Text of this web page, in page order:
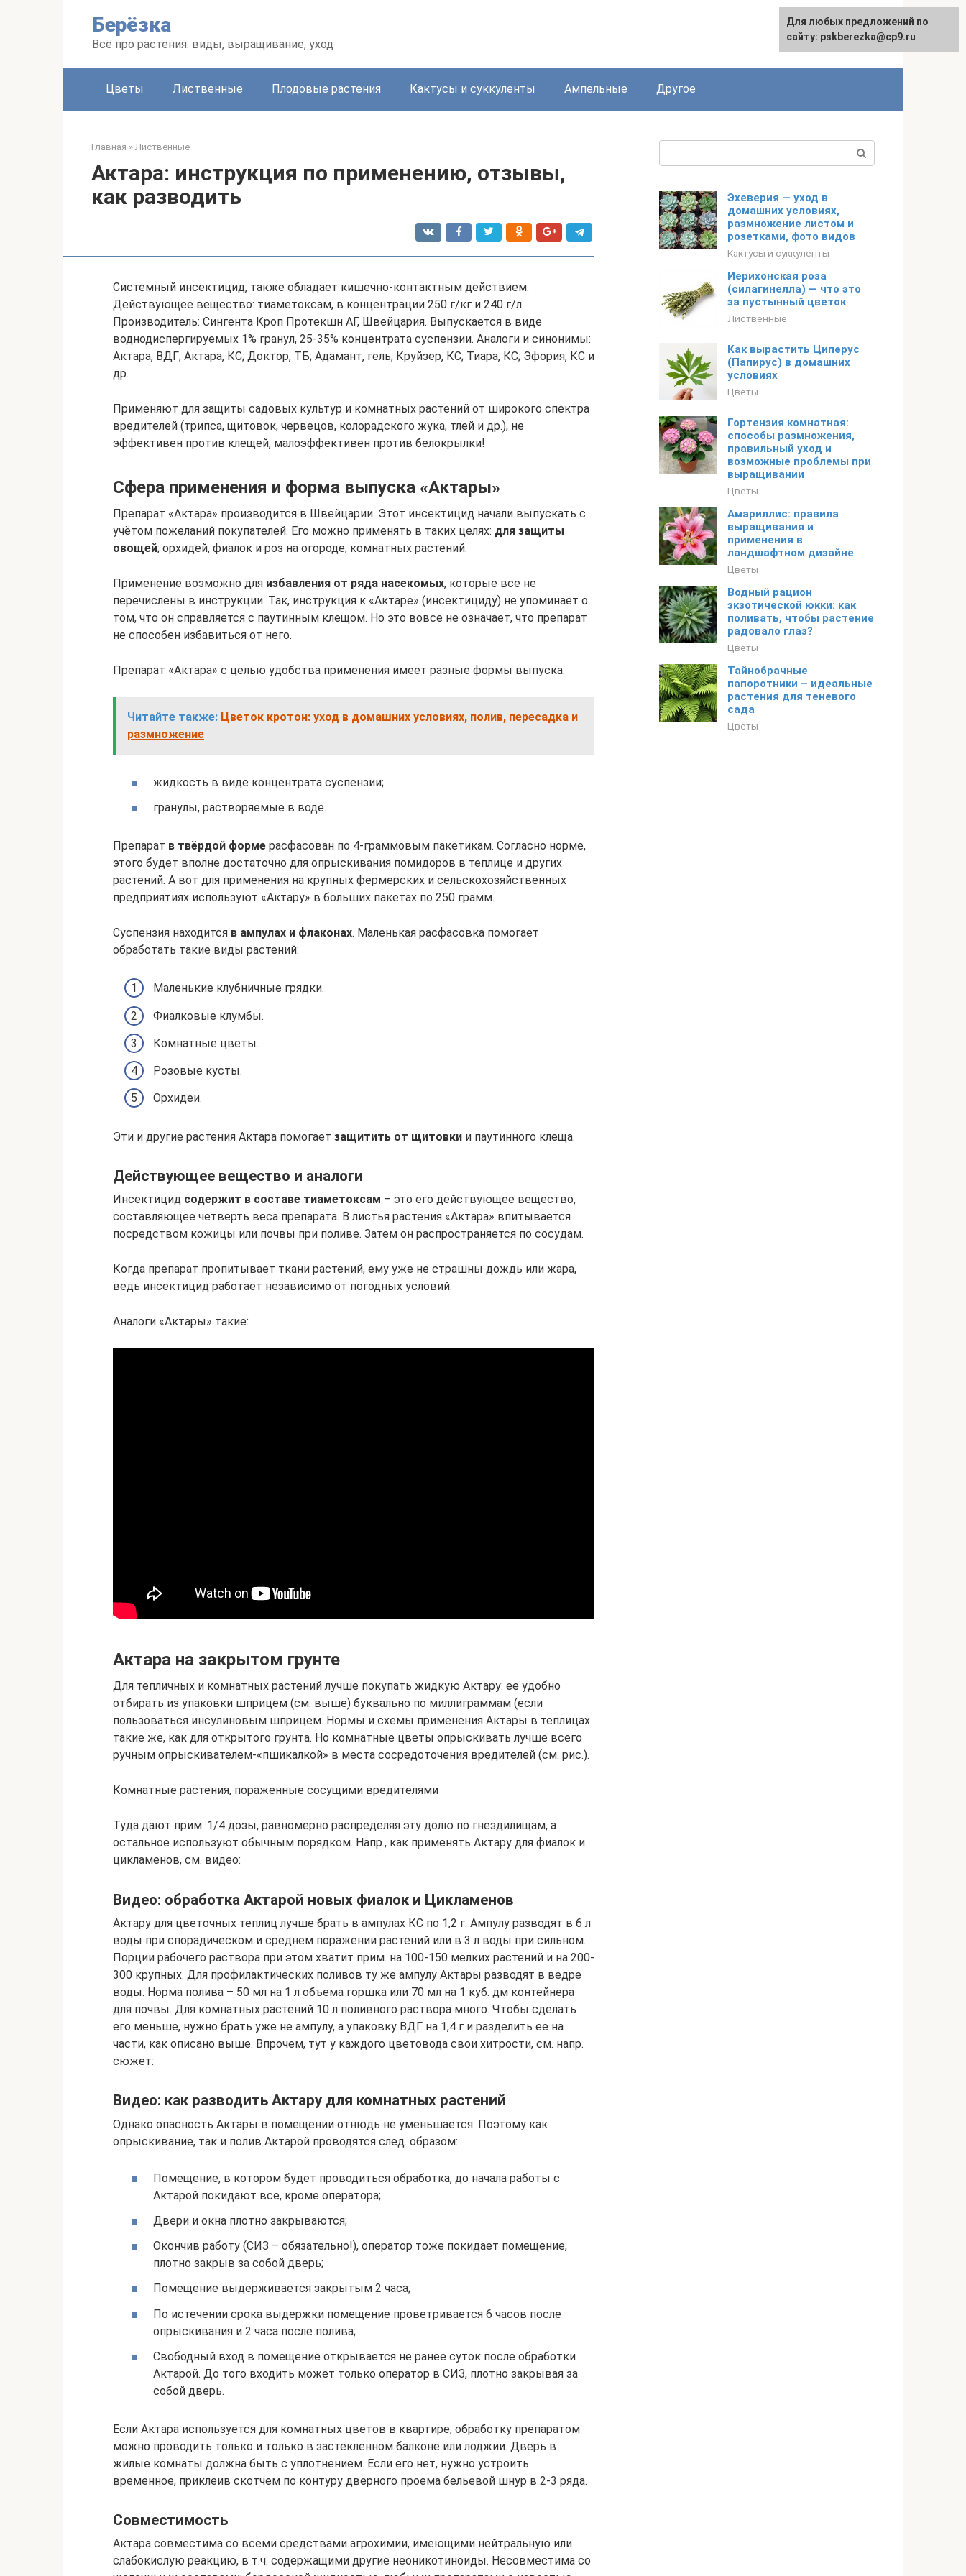
Берёзка
Всё про растения: виды, выращивание, уход
English
Цветы Лиственные Плодовые растения Кактусы и суккуленты Ампельные Другое
Главная » Лиственные
Актара: инструкция по применению, отзывы,
как разводить
Cистемный инсектицид, также обладает кишечно-контактным действием.
Действующее вещество: тиаметоксам, в концентрации 250 г/кг и 240 г/л.
Производитель: Сингента Кроп Протекшн АГ, Швейцария. Выпускается в виде
воднодиспергируемых 1% гранул, 25-35% концентрата суспензии. Аналоги и синонимы:
Актара, ВДГ; Актара, КС; Доктор, ТБ; Адамант, гель; Круйзер, КС; Тиара, КС; Эфория, КС и
др.
Применяют для защиты садовых культур и комнатных растений от широкого спектра
вредителей (трипса, щитовок, червецов, колорадского жука, тлей и др.), не
эффективен против клещей, малоэффективен против белокрылки!
Сфера применения и форма выпуска «Актары»
Препарат «Актара» производится в Швейцарии. Этот инсектицид начали выпускать с
учётом пожеланий покупателей. Его можно применять в таких целях: для защиты
овощей; орхидей, фиалок и роз на огороде; комнатных растений.
Применение возможно для избавления от ряда насекомых, которые все не
перечислены в инструкции. Так, инструкция к «Актаре» (инсектициду) не упоминает о
том, что он справляется с паутинным клещом. Но это вовсе не означает, что препарат
не способен избавиться от него.
Препарат «Актара» с целью удобства применения имеет разные формы выпуска:
Читайте также: Цветок кротон: уход в домашних условиях, полив, пересадка и
размножение
жидкость в виде концентрата суспензии;
гранулы, растворяемые в воде.
Препарат в твёрдой форме расфасован по 4-граммовым пакетикам. Согласно норме,
этого будет вполне достаточно для опрыскивания помидоров в теплице и других
растений. А вот для применения на крупных фермерских и сельскохозяйственных
предприятиях используют «Актару» в больших пакетах по 250 грамм.
Суспензия находится в ампулах и флаконах. Маленькая расфасовка помогает
обработать такие виды растений:
Маленькие клубничные грядки.
Фиалковые клумбы.
Комнатные цветы.
Розовые кусты.
Орхидеи.
Эти и другие растения Актара помогает защитить от щитовки и паутинного клеща.
Действующее вещество и аналоги
Инсектицид содержит в составе тиаметоксам – это его действующее вещество,
составляющее четверть веса препарата. В листья растения «Актара» впитывается
посредством кожицы или почвы при поливе. Затем он распространяется по сосудам.
Когда препарат пропитывает ткани растений, ему уже не страшны дождь или жара,
ведь инсектицид работает независимо от погодных условий.
Аналоги «Актары» такие:
Актара на закрытом грунте
Для тепличных и комнатных растений лучше покупать жидкую Актару: ее удобно
отбирать из упаковки шприцем (см. выше) буквально по миллиграммам (если
пользоваться инсулиновым шприцем. Нормы и схемы применения Актары в теплицах
такие же, как для открытого грунта. Но комнатные цветы опрыскивать лучше всего
ручным опрыскивателем-«пшикалкой» в места сосредоточения вредителей (см. рис.).
Комнатные растения, пораженные сосущими вредителями
Туда дают прим. 1/4 дозы, равномерно распределяя эту долю по гнездилищам, а
остальное используют обычным порядком. Напр., как применять Актару для фиалок и
цикламенов, см. видео:
Видео: обработка Актарой новых фиалок и Цикламенов
Актару для цветочных теплиц лучше брать в ампулах КС по 1,2 г. Ампулу разводят в 6 л
воды при спорадическом и среднем поражении растений или в 3 л воды при сильном.
Порции рабочего раствора при этом хватит прим. на 100-150 мелких растений и на 200-
300 крупных. Для профилактических поливов ту же ампулу Актары разводят в ведре
воды. Норма полива – 50 мл на 1 л объема горшка или 70 мл на 1 куб. дм контейнера
для почвы. Для комнатных растений 10 л поливного раствора много. Чтобы сделать
его меньше, нужно брать уже не ампулу, а упаковку ВДГ на 1,4 г и разделить ее на
части, как описано выше. Впрочем, тут у каждого цветовода свои хитрости, см. напр.
сюжет:
Видео: как разводить Актару для комнатных растений
Однако опасность Актары в помещении отнюдь не уменьшается. Поэтому как
опрыскивание, так и полив Актарой проводятся след. образом:
Помещение, в котором будет проводиться обработка, до начала работы с
Актарой покидают все, кроме оператора;
Двери и окна плотно закрываются;
Окончив работу (СИЗ – обязательно!), оператор тоже покидает помещение,
плотно закрыв за собой дверь;
Помещение выдерживается закрытым 2 часа;
По истечении срока выдержки помещение проветривается 6 часов после
опрыскивания и 2 часа после полива;
Свободный вход в помещение открывается не ранее суток после обработки
Актарой. До того входить может только оператор в СИЗ, плотно закрывая за
собой дверь.
Если Актара используется для комнатных цветов в квартире, обработку препаратом
можно проводить только и только в застекленном балконе или лоджии. Дверь в
жилые комнаты должна быть с уплотнением. Если его нет, нужно устроить
временное, приклеив скотчем по контуру дверного проема бельевой шнур в 2-3 ряда.
Совместимость
Актара совместима со всеми средствами агрохимии, имеющими нейтральную или
слабокислую реакцию, в т.ч. содержащими другие неоникотиноиды. Несовместима со
Эхеверия — уход в
домашних условиях,
размножение листом и
розетками, фото видов
Кактусы и суккуленты
Иерихонская роза
(силагинелла) — что это
за пустынный цветок
Лиственные
Как вырастить Циперус
(Папирус) в домашних
условиях
Цветы
Гортензия комнатная:
способы размножения,
правильный уход и
возможные проблемы при
выращивании
Цветы
Амариллис: правила
выращивания и
применения в
ландшафтном дизайне
Цветы
Водный рацион
экзотической юкки: как
поливать, чтобы растение
радовало глаз?
Цветы
Тайнобрачные
папоротники – идеальные
растения для теневого
сада
Цветы
Для любых предложений по
сайту: pskberezka@cp9.ru